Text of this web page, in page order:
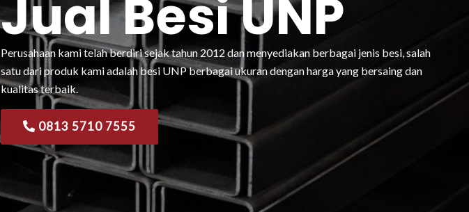
Jual Besi UNP
Perusahaan kami telah berdiri sejak tahun 2012 dan menyediakan berbagai jenis besi, salah
satu dari produk kami adalah besi UNP berbagai ukuran dengan harga yang bersaing dan
kualitas terbaik.
0813 5710 7555